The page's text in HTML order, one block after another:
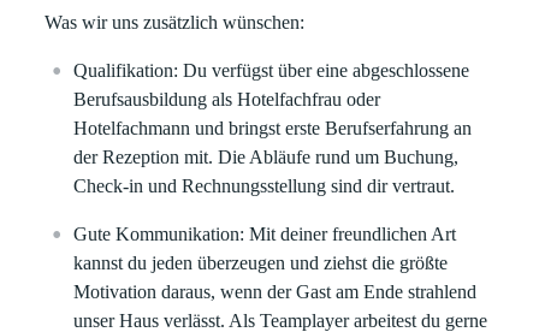
Was wir uns zusätzlich wünschen:
Qualifikation:Du verfügst über eine abgeschlossene
Berufsausbildung als Hotelfachfrau oder
Hotelfachmann und bringst erste Berufserfahrung an
der Rezeption mit. Die Abläufe rund um Buchung,
Check-in und Rechnungsstellung sind dir vertraut.
Gute Kommunikation:Mit deiner freundlichen Art
kannst du jeden überzeugen und ziehst die größte
Motivation daraus, wenn der Gast am Ende strahlend
unser Haus verlässt. Als Teamplayer arbeitest du gerne